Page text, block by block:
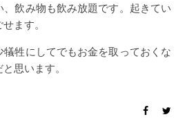
飲み物も飲み放題です。起きてい
ます。
牲にしてでもお金を取っておくな
思います。